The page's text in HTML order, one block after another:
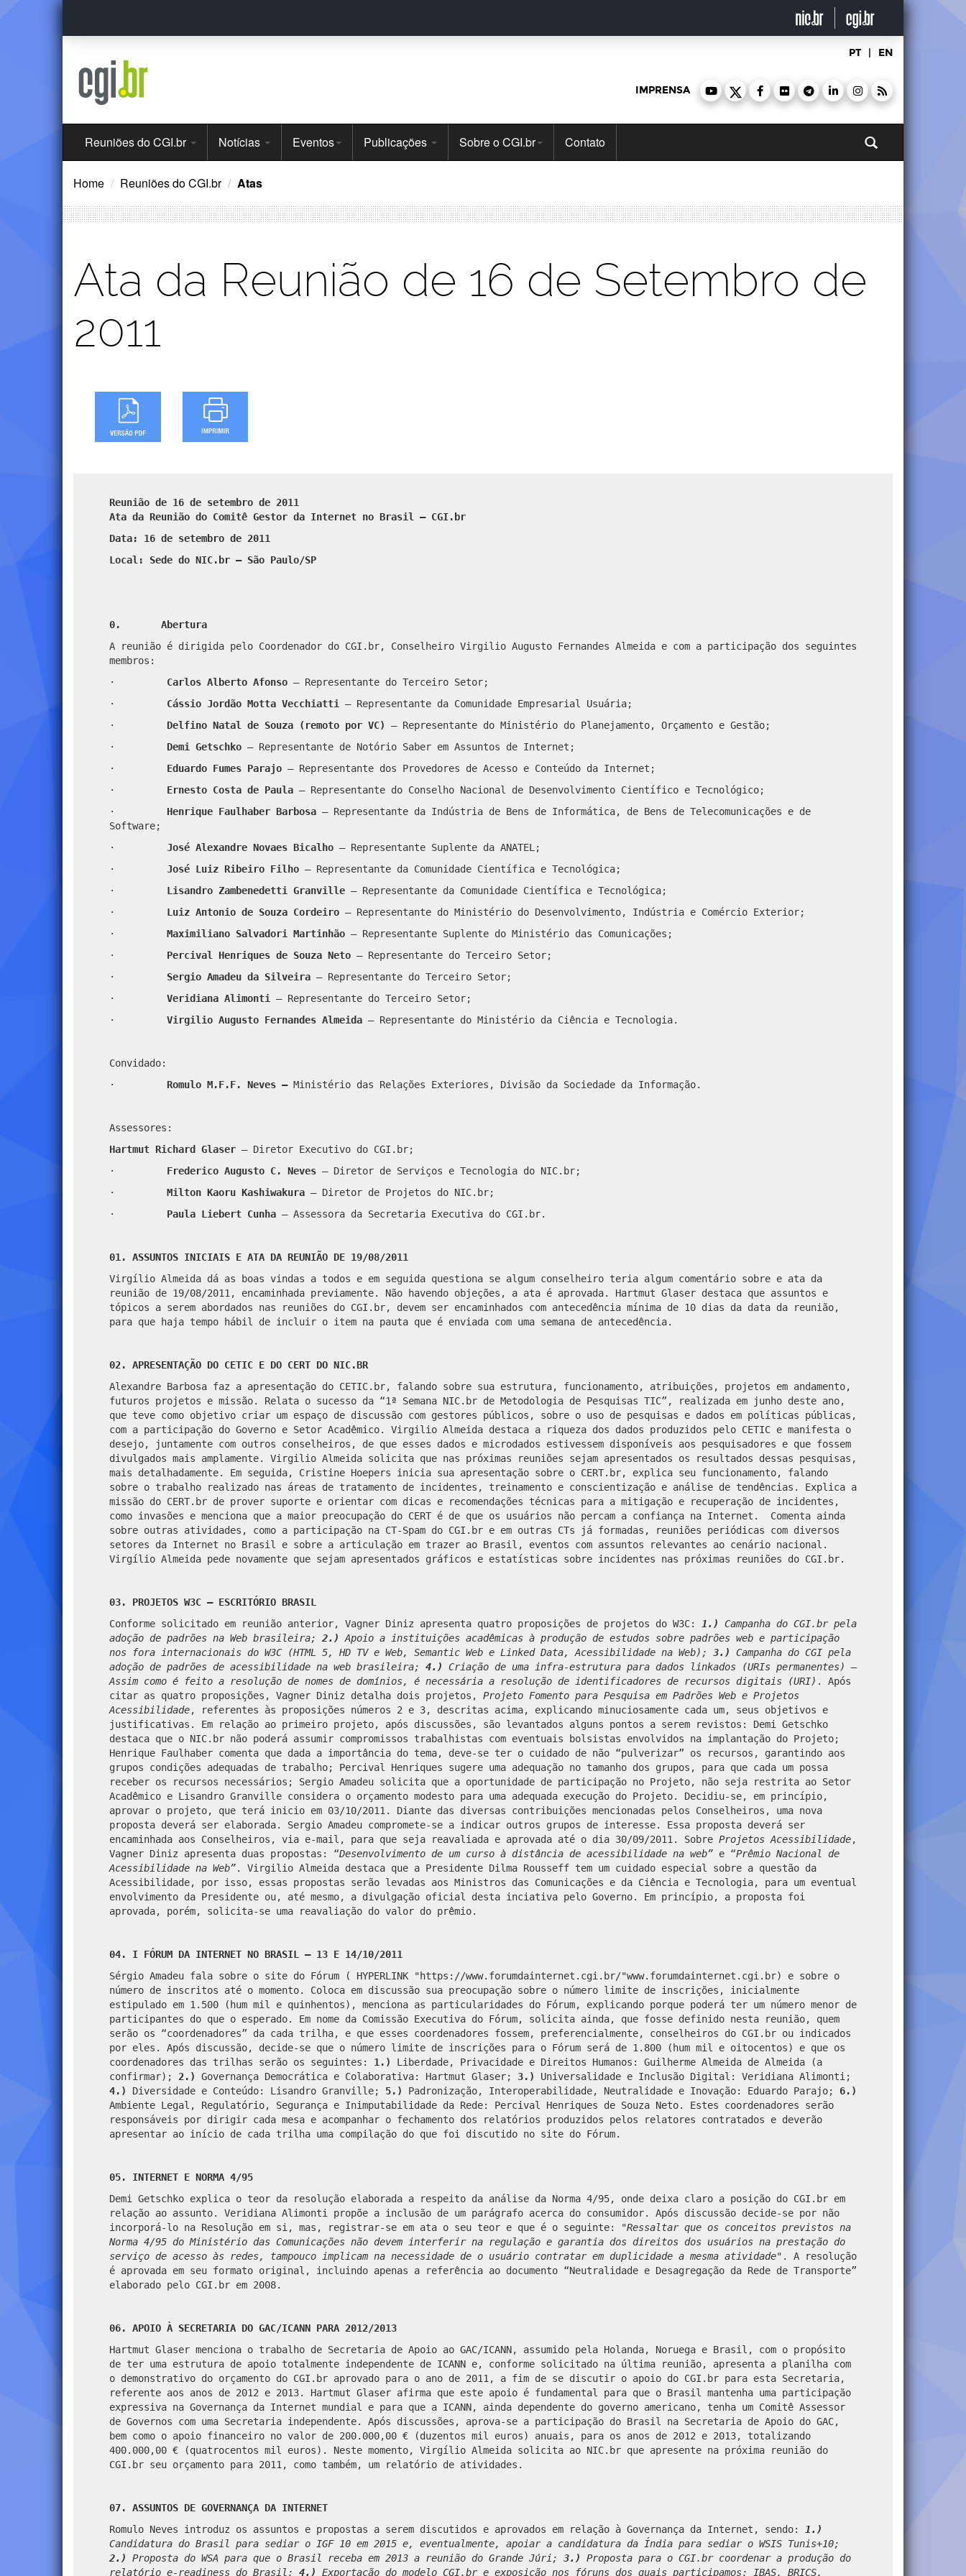
Ir
o
PT | EN
IMPRENSA
Menu
Principal
Reuniões do CGI.br Notícias Eventos Publicações Sobre o CGI.br Contato
Home Reuniões do CGI.br Atas
Ata da Reunião de 16 de Setembro de
2011
Reunião de 16 de setembro de 2011
Ata da Reunião do Comitê Gestor da Internet no Brasil – CGI.br
Data: 16 de setembro de 2011
Local: Sede do NIC.br – São Paulo/SP
0. Abertura
A reunião é dirigida pelo Coordenador do CGI.br, Conselheiro Virgilio Augusto Fernandes Almeida e com a participação dos seguintes
membros:
· Carlos Alberto Afonso – Representante do Terceiro Setor;
· Cássio Jordão Motta Vecchiatti
– Representante da Comunidade Empresarial Usuária;
· Delfino Natal de Souza (remoto por VC) – Representante do Ministério do Planejamento, Orçamento e Gestão;
· Demi Getschko – Representante de Notório Saber em Assuntos de Internet;
· Eduardo Fumes Parajo – Representante dos Provedores de Acesso e Conteúdo da Internet;
· Ernesto Costa de Paula – Representante do Conselho Nacional de Desenvolvimento Científico e Tecnológico;
· Henrique Faulhaber Barbosa – Representante da Indústria de Bens de Informática, de Bens de Telecomunicações e de
Software;
· José Alexandre Novaes Bicalho – Representante Suplente da ANATEL;
· José Luiz Ribeiro Filho – Representante da Comunidade Científica e Tecnológica;
· Lisandro Zambenedetti Granville – Representante da Comunidade Científica e Tecnológica;
· Luiz Antonio de Souza Cordeiro – Representante do Ministério do Desenvolvimento, Indústria e Comércio Exterior;
· Maximiliano Salvadori Martinhão – Representante Suplente do Ministério das Comunicações;
· Percival Henriques de Souza Neto – Representante do Terceiro Setor;
· Sergio Amadeu da Silveira – Representante do Terceiro Setor;
· Veridiana Alimonti
– Representante do Terceiro Setor;
· Virgilio Augusto Fernandes Almeida – Representante do Ministério da Ciência e Tecnologia.
Convidado:
· Romulo M.F.F. Neves – Ministério das Relações Exteriores, Divisão da Sociedade da Informação.
Assessores:
Hartmut Richard Glaser – Diretor Executivo do CGI.br;
· Frederico Augusto C. Neves – Diretor de Serviços e Tecnologia do NIC.br;
· Milton Kaoru Kashiwakura – Diretor de Projetos do NIC.br;
· Paula Liebert Cunha – Assessora da Secretaria Executiva do CGI.br.
01. ASSUNTOS INICIAIS E ATA DA REUNIÃO DE 19/08/2011
Virgílio Almeida dá as boas vindas a todos e em seguida questiona se algum conselheiro teria algum comentário sobre e ata da
reunião de 19/08/2011, encaminhada previamente. Não havendo objeções, a ata é aprovada. Hartmut Glaser destaca que assuntos e
tópicos a serem abordados nas reuniões do CGI.br, devem ser encaminhados com antecedência mínima de 10 dias da data da reunião,
para que haja tempo hábil de incluir o item na pauta que é enviada com uma semana de antecedência.
02. APRESENTAÇÃO DO CETIC E DO CERT DO NIC.BR
Alexandre Barbosa faz a apresentação do CETIC.br, falando sobre sua estrutura, funcionamento, atribuições, projetos em andamento,
futuros projetos e missão. Relata o sucesso da “1ª Semana NIC.br de Metodologia de Pesquisas TIC”, realizada em junho deste ano,
que teve como objetivo criar um espaço de discussão com gestores públicos, sobre o uso de pesquisas e dados em políticas públicas,
com a participação do Governo e Setor Acadêmico. Virgilio Almeida destaca a riqueza dos dados produzidos pelo CETIC e manifesta o
desejo, juntamente com outros conselheiros, de que esses dados e microdados estivessem disponíveis aos pesquisadores e que fossem
divulgados mais amplamente. Virgilio Almeida solicita que nas próximas reuniões sejam apresentados os resultados dessas pesquisas,
mais detalhadamente. Em seguida, Cristine Hoepers inicia sua apresentação sobre o CERT.br, explica seu funcionamento, falando
sobre o trabalho realizado nas áreas de tratamento de incidentes, treinamento e conscientização e análise de tendências. Explica a
missão do CERT.br de prover suporte e orientar com dicas e recomendações técnicas para a mitigação e recuperação de incidentes,
como invasões e menciona que a maior preocupação do CERT é de que os usuários não percam a confiança na Internet. Comenta ainda
sobre outras atividades, como a participação na CT-Spam do CGI.br e em outras CTs já formadas, reuniões periódicas com diversos
setores da Internet no Brasil e sobre a articulação em trazer ao Brasil, eventos com assuntos relevantes ao cenário nacional.
Virgílio Almeida pede novamente que sejam apresentados gráficos e estatísticas sobre incidentes nas próximas reuniões do CGI.br.
03. PROJETOS W3C – ESCRITÓRIO BRASIL
Conforme solicitado em reunião anterior, Vagner Diniz apresenta quatro proposições de projetos do W3C:
1.)
Campanha do CGI.br pela
adoção de padrões na Web brasileira; 2.)
Apoio a instituições acadêmicas à produção de estudos sobre padrões web e participação
nos fora internacionais do W3C (HTML 5, HD TV e Web, Semantic Web e Linked Data, Acessibilidade na Web); 3.) Campanha do CGI pela
adoção de padrões de acessibilidade na web brasileira; 4.)
Criação de uma infra-estrutura para dados linkados (URIs permanentes) –
Assim como é feito a resolução de nomes de domínios, é necessária a resolução de identificadores de recursos digitais (URI) . Após
citar as quatro proposições, Vagner Diniz detalha dois projetos, Projeto Fomento para Pesquisa em Padrões Web e Projetos
Acessibilidade, referentes às proposições números 2 e 3, descritas acima, explicando minuciosamente cada um, seus objetivos e
justificativas. Em relação ao primeiro projeto, após discussões, são levantados alguns pontos a serem revistos: Demi Getschko
destaca que o NIC.br não poderá assumir compromissos trabalhistas com eventuais bolsistas envolvidos na implantação do Projeto;
Henrique Faulhaber comenta que dada a importância do tema, deve-se ter o cuidado de não “pulverizar” os recursos, garantindo aos
grupos condições adequadas de trabalho; Percival Henriques sugere uma adequação no tamanho dos grupos, para que cada um possa
receber os recursos necessários; Sergio Amadeu solicita que a oportunidade de participação no Projeto, não seja restrita ao Setor
Acadêmico e Lisandro Granville considera o orçamento modesto para uma adequada execução do Projeto. Decidiu-se, em princípio,
aprovar o projeto, que terá inicio em 03/10/2011. Diante das diversas contribuições mencionadas pelos Conselheiros, uma nova
proposta deverá ser elaborada. Sergio Amadeu compromete-se a indicar outros grupos de interesse. Essa proposta deverá ser
encaminhada aos Conselheiros, via e-mail, para que seja reavaliada e aprovada até o dia 30/09/2011. Sobre Projetos Acessibilidade,
Vagner Diniz apresenta duas propostas: “Desenvolvimento de um curso à distância de acessibilidade na web” e “Prêmio Nacional de
Acessibilidade na Web”. Virgilio Almeida destaca que a Presidente Dilma Rousseff tem um cuidado especial sobre a questão da
Acessibilidade, por isso, essas propostas serão levadas aos Ministros das Comunicações e da Ciência e Tecnologia, para um eventual
envolvimento da Presidente ou, até mesmo, a divulgação oficial desta inciativa pelo Governo. Em princípio, a proposta foi
aprovada, porém, solicita-se uma reavaliação do valor do prêmio.
04. I FÓRUM DA INTERNET NO BRASIL – 13 E 14/10/2011
Sérgio Amadeu fala sobre o site do Fórum ( HYPERLINK "https://www.forumdainternet.cgi.br/"www.forumdainternet.cgi.br) e sobre o
número de inscritos até o momento. Coloca em discussão sua preocupação sobre o número limite de inscrições, inicialmente
estipulado em 1.500 (hum mil e quinhentos), menciona as particularidades do Fórum, explicando porque poderá ter um número menor de
participantes do que o esperado. Em nome da Comissão Executiva do Fórum, solicita ainda, que fosse definido nesta reunião, quem
serão os “coordenadores” da cada trilha, e que esses coordenadores fossem, preferencialmente, conselheiros do CGI.br ou indicados
por eles. Após discussão, decide-se que o número limite de inscrições para o Fórum será de 1.800 (hum mil e oitocentos) e que os
coordenadores das trilhas serão os seguintes: 1.)
Liberdade, Privacidade e Direitos Humanos: Guilherme Almeida de Almeida (a
confirmar); 2.) Governança Democrática e Colaborativa: Hartmut Glaser; 3.)
Universalidade e Inclusão Digital: Veridiana Alimonti;
4.)
Diversidade e Conteúdo: Lisandro Granville; 5.) Padronização, Interoperabilidade, Neutralidade e Inovação: Eduardo Parajo; 6.)
Ambiente Legal, Regulatório, Segurança e Inimputabilidade da Rede: Percival Henriques de Souza Neto. Estes coordenadores serão
responsáveis por dirigir cada mesa e acompanhar o fechamento dos relatórios produzidos pelos relatores contratados e deverão
apresentar ao início de cada trilha uma compilação do que foi discutido no site do Fórum.
05. INTERNET E NORMA 4/95
Demi Getschko explica o teor da resolução elaborada a respeito da análise da Norma 4/95, onde deixa claro a posição do CGI.br em
relação ao assunto. Veridiana Alimonti propõe a inclusão de um parágrafo acerca do consumidor. Após discussão decide-se por não
incorporá-lo na Resolução em si, mas, registrar-se em ata o seu teor e que é o seguinte: "Ressaltar que os conceitos previstos na
Norma 4/95 do Ministério das Comunicações não devem interferir na regulação e garantia dos direitos dos usuários na prestação do
serviço de acesso às redes, tampouco implicam na necessidade de o usuário contratar em duplicidade a mesma atividade". A resolução
é aprovada em seu formato original, incluindo apenas a referência ao documento “Neutralidade e Desagregação da Rede de Transporte”
elaborado pelo CGI.br em 2008.
06. APOIO À SECRETARIA DO GAC/ICANN PARA 2012/2013
Hartmut Glaser menciona o trabalho de Secretaria de Apoio ao GAC/ICANN, assumido pela Holanda, Noruega e Brasil, com o propósito
de ter uma estrutura de apoio totalmente independente de ICANN e, conforme solicitado na última reunião, apresenta a planilha com
o demonstrativo do orçamento do CGI.br aprovado para o ano de 2011, a fim de se discutir o apoio do CGI.br para esta Secretaria,
referente aos anos de 2012 e 2013. Hartmut Glaser afirma que este apoio é fundamental para que o Brasil mantenha uma participação
expressiva na Governança da Internet mundial e para que a ICANN, ainda dependente do governo americano, tenha um Comitê Assessor
de Governos com uma Secretaria independente. Após discussões, aprova-se a participação do Brasil na Secretaria de Apoio do GAC,
bem como o apoio financeiro no valor de 200.000,00 € (duzentos mil euros) anuais, para os anos de 2012 e 2013, totalizando
400.000,00 € (quatrocentos mil euros). Neste momento, Virgílio Almeida solicita ao NIC.br que apresente na próxima reunião do
CGI.br seu orçamento para 2011, como também, um relatório de atividades.
07. ASSUNTOS DE GOVERNANÇA DA INTERNET
Romulo Neves introduz os assuntos e propostas a serem discutidos e aprovados em relação à Governança da Internet, sendo:
1.)
Candidatura do Brasil para sediar o IGF 10 em 2015 e, eventualmente, apoiar a candidatura da Índia para sediar o WSIS Tunis+10;
2.)
Proposta do WSA para que o Brasil receba em 2013 a reunião do Grande Júri; 3.)
Proposta para o CGI.br coordenar a produção do
relatório e-readiness do Brasil; 4.) Exportação do modelo CGI.br e exposição nos fóruns dos quais participamos: IBAS, BRICS,